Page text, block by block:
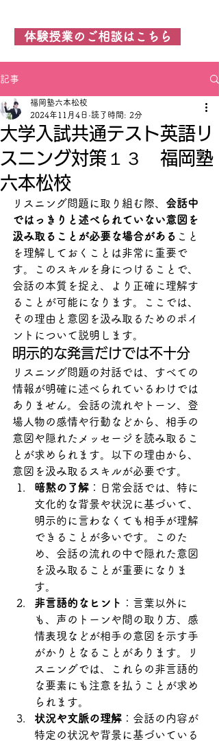
体験授業のご相談はこちら
記事
大学入試共通テスト英語リ
スニング対策１３ 福岡塾
六本松校
福岡塾六本松校
2024年11月4日 読了時間: 2分
リスニング問題に取り組む際、 会話中
ではっきりと述べられていない意図を
汲み取ることが必要な場合がある こと
を理解しておくことは非常に重要で
す。このスキルを身につけることで、
会話の本質を捉え、より正確に理解す
ることが可能になります。ここでは、
その理由と意図を汲み取るためのポイ
ントについて説明します。
明示的な発言だけでは不十分
リスニング問題の対話では、すべての
情報が明確に述べられているわけでは
ありません。会話の流れやトーン、登
場人物の感情や行動などから、相手の
意図や隠れたメッセージを読み取るこ
とが求められます。以下の理由から、
意図を汲み取るスキルが必要です。
暗黙の了解 ：日常会話では、特に
文化的な背景や状況に基づいて、
明示的に言わなくても相手が理解
できることが多いです。このた
め、会話の流れの中で隠れた意図
を汲み取ることが重要になりま
す。
非言語的なヒント
：言葉以外に
も、声のトーンや間の取り方、感
情表現などが相手の意図を示す手
がかりとなることがあります。リ
スニングでは、これらの非言語的
な要素にも注意を払うことが求め
られます。
状況や文脈の理解 ：会話の内容が
特定の状況や背景に基づいている